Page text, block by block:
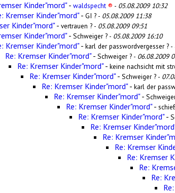
Kinder"mord"- waldspecht ® - 05.08.2009 10:32
Kremser Kinder"mord"- GI ? - 05.08.2009 11:38
Kinder"mord"- vertrauen ? - 05.08.2009 09:51
Kinder"mord"- Schweiger ? - 05.08.2009 16:10
Kremser Kinder"mord"- karl der passwordvergesser ? -
Re: Kremser Kinder"mord"- Schweiger ? - 06.08.2009
Re: Kremser Kinder"mord"- keine nachsicht mit
Re: Kremser Kinder"mord"- Schweiger ? -
Re: Kremser Kinder"mord"- karl der
Re: Kremser Kinder"mord"-
Re: Kremser Kinder"mord"-
Re: Kremser Kinder"mord"-
Re: Kremser
Re: Kremser
Re: Kremser
Re: Kremser
Re:
Re: